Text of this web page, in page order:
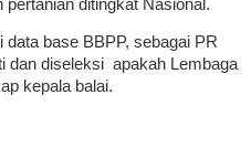
ditingkat Nasional.
data base BBPP, sebagai PR
dan diseleksi apakah Lembaga
kepala balai.